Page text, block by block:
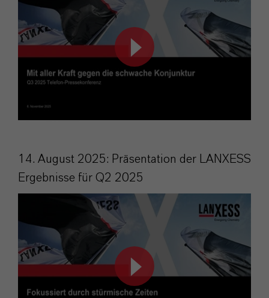
14. August 2025: Präsentation der LANXESS
Ergebnisse für Q2 2025